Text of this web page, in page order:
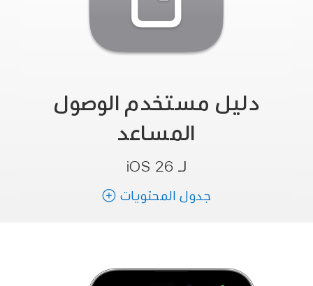
دليل مستخدم الوصول
المساعد
لـ iOS 26
جدول المحتويات